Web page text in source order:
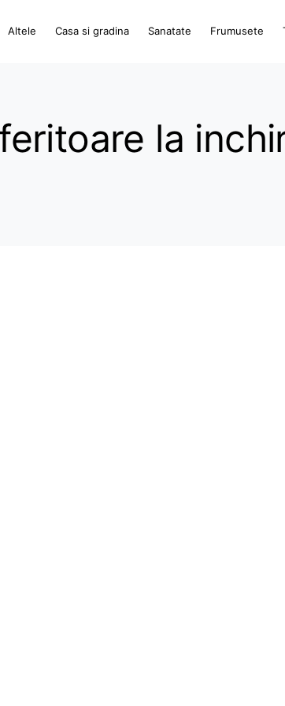
Altele Casa si gradina Sanatate Frumusete
la